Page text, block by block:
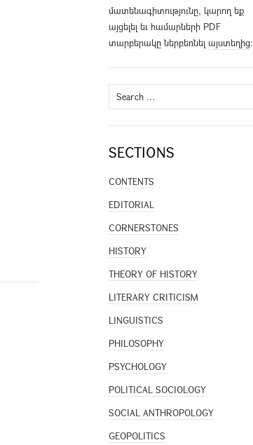
մատենագիտությունը, կարող եք
այցելել եւ համարների PDF
տարբերակը ներբեռնել այստեղից։
Search
for:
SECTIONS
CONTENTS
EDITORIAL
CORNERSTONES
HISTORY
THEORY OF HISTORY
LITERARY CRITICISM
LINGUISTICS
PHILOSOPHY
PSYCHOLOGY
POLITICAL SOCIOLOGY
SOCIAL ANTHROPOLOGY
GEOPOLITICS